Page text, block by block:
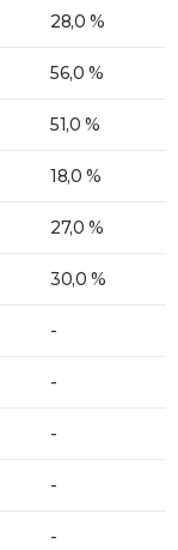
28,0 %
56,0 %
51,0 %
18,0 %
27,0 %
30,0 %
-
-
-
-
-